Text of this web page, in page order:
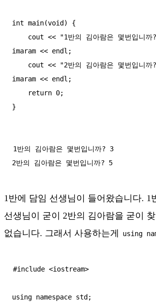
int main(void) {
imaram << endl;
imaram << endl;
}
1반의 김아람은 몇번입니까? 3
2반의 김아람은 몇번입니까? 5
1반에 담임 선생님이 들어왔습니다. 1
선생님이 굳이 2반의 김아람을 굳이
없습니다. 그래서 사용하는게
using
#include <iostream>
using namespace std;